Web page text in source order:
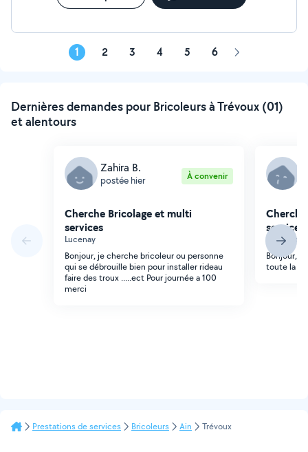
très vites !
1 2 3 4 5 6 Page
Dernières demandes pour Bricoleurs à Trévoux (01)
et alentours
Zahira B.
postée hier À convenir
Cherche Bricolage et multi
services
Lucenay
Bonjour, je cherche bricoleur ou personne
qui se débrouille bien pour installer rideau
faire des troux .....ect Pour journée a 100
merci
services
Parcieux
Bonjour,
toute la
Prestations de services Bricoleurs Ain Trévoux